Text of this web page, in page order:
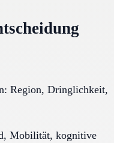
Region, Dringlichkeit,
Mobilität, kognitive